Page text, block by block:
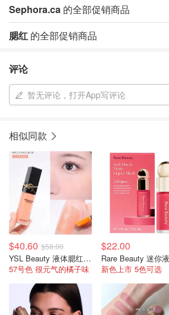
Sephora.ca 的全部促销商品
腮红 的全部促销商品
评论
暂无评论，打开App写评论
相似同款
$40.60 $58.00
YSL Beauty 液体腮红 12小时持妆
57号色 很元气的橘子味
$22.00
新色上市 5色可选